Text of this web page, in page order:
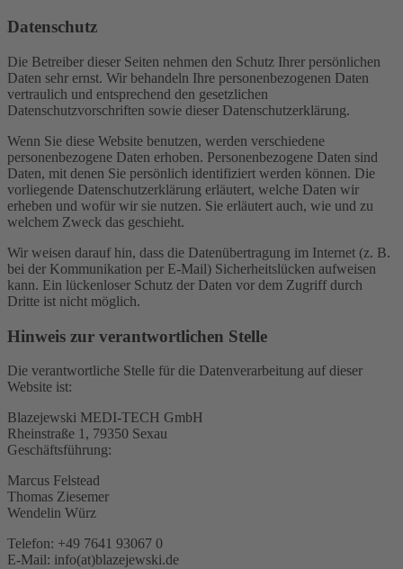
Datenschutz
Die Betreiber dieser Seiten nehmen den Schutz Ihrer persönlichen
Daten sehr ernst. Wir behandeln Ihre personenbezogenen Daten
vertraulich und entsprechend den gesetzlichen
Datenschutzvorschriften sowie dieser Datenschutzerklärung.
Wenn Sie diese Website benutzen, werden verschiedene
personenbezogene Daten erhoben. Personenbezogene Daten sind
Daten, mit denen Sie persönlich identifiziert werden können. Die
vorliegende Datenschutzerklärung erläutert, welche Daten wir
erheben und wofür wir sie nutzen. Sie erläutert auch, wie und zu
welchem Zweck das geschieht.
Wir weisen darauf hin, dass die Datenübertragung im Internet (z. B.
bei der Kommunikation per E-Mail) Sicherheitslücken aufweisen
kann. Ein lückenloser Schutz der Daten vor dem Zugriff durch
Dritte ist nicht möglich.
Hinweis zur verantwortlichen Stelle
Die verantwortliche Stelle für die Datenverarbeitung auf dieser
Website ist:
Blazejewski MEDI-TECH GmbH
Rheinstraße 1, 79350 Sexau
Geschäftsführung:
Marcus Felstead
Thomas Ziesemer
Wendelin Würz
Telefon: +49 7641 93067 0
E-Mail: info(at)blazejewski.de